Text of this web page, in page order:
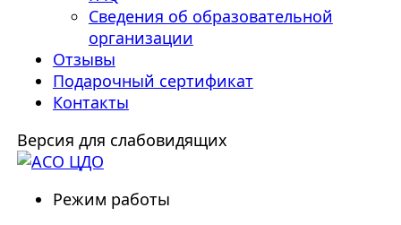
Сведения об образовательной
организации
Отзывы
Подарочный сертификат
Контакты
Версия для слабовидящих
Режим работы